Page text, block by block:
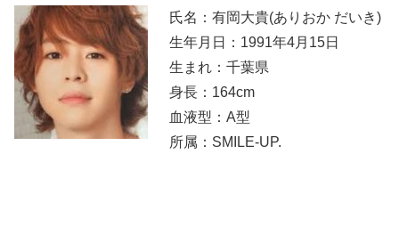
氏名：有岡大貴(ありおか だいき)
生年月日：1991年4月15日
生まれ：千葉県
身長：164cm
血液型：A型
所属：SMILE-UP.